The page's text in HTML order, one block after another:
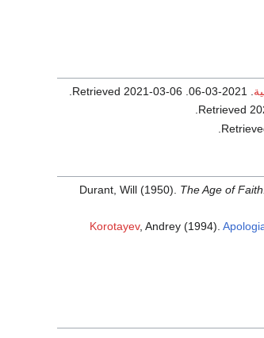
. Retrieved
2021-03-06
.
Durant, Will (1950). The Age of
Korotayev, Andrey (1994).